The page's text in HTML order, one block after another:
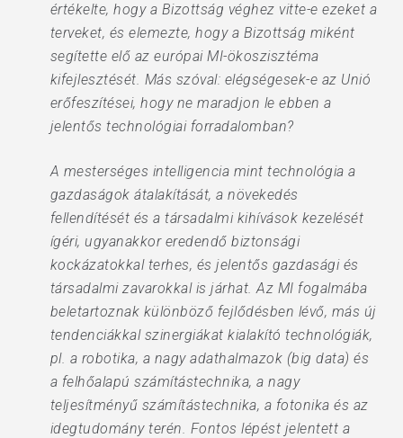
értékelte, hogy a Bizottság véghez vitte-e ezeket a
terveket, és elemezte, hogy a Bizottság miként
segítette elő az európai MI-ökoszisztéma
kifejlesztését. Más szóval: elégségesek-e az Unió
erőfeszítései, hogy ne maradjon le ebben a
jelentős technológiai forradalomban?
A mesterséges intelligencia mint technológia a
gazdaságok átalakítását, a növekedés
fellendítését és a társadalmi kihívások kezelését
ígéri, ugyanakkor eredendő biztonsági
kockázatokkal terhes, és jelentős gazdasági és
társadalmi zavarokkal is járhat. Az MI fogalmába
beletartoznak különböző fejlődésben lévő, más új
tendenciákkal szinergiákat kialakító technológiák,
pl. a robotika, a nagy adathalmazok (big data) és
a felhőalapú számítástechnika, a nagy
teljesítményű számítástechnika, a fotonika és az
idegtudomány terén. Fontos lépést jelentett a